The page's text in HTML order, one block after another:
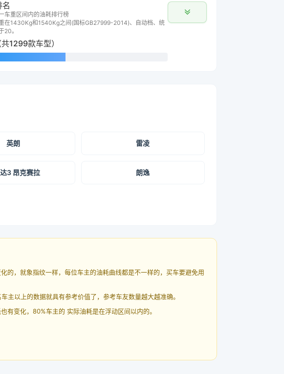
名
车重区间内的油耗排行榜
在1430Kg和1540Kg之间(国标GB27999-2014)、自动档、统
20。
1299款车型）
英朗 雷凌
3 昂克赛拉 朗逸
的，就象指纹一样，每位车主的油耗曲线都是不一样的，买车要避免用
主以上的数据就具有参考价值了，参考车友数量越大越准确。
有变化，80%车主的 实际油耗是在浮动区间以内的。